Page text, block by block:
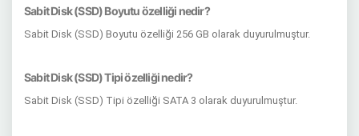
Sabit Disk (SSD) Boyutu özelliği nedir?
Sabit Disk (SSD) Boyutu özelliği 256 GB olarak duyurulmuştur.
Sabit Disk (SSD) Tipi özelliği nedir?
Sabit Disk (SSD) Tipi özelliği SATA 3 olarak duyurulmuştur.